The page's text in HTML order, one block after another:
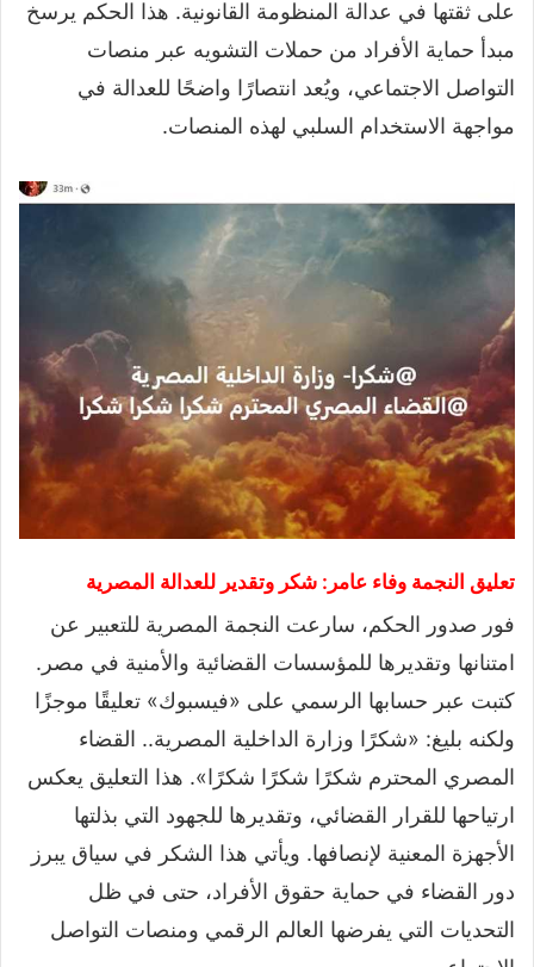
على ثقتها في عدالة المنظومة القانونية. هذا الحكم يرسخ
مبدأ حماية الأفراد من حملات التشويه عبر منصات
التواصل الاجتماعي، ويُعد انتصارًا واضحًا للعدالة في
مواجهة الاستخدام السلبي لهذه المنصات.
تعليق النجمة وفاء عامر: شكر وتقدير للعدالة المصرية
فور صدور الحكم، سارعت النجمة المصرية للتعبير عن
امتنانها وتقديرها للمؤسسات القضائية والأمنية في مصر.
كتبت عبر حسابها الرسمي على «فيسبوك» تعليقًا موجزًا
ولكنه بليغ: «شكرًا وزارة الداخلية المصرية.. القضاء
المصري المحترم شكرًا شكرًا شكرًا». هذا التعليق يعكس
ارتياحها للقرار القضائي، وتقديرها للجهود التي بذلتها
الأجهزة المعنية لإنصافها. ويأتي هذا الشكر في سياق يبرز
دور القضاء في حماية حقوق الأفراد، حتى في ظل
التحديات التي يفرضها العالم الرقمي ومنصات التواصل